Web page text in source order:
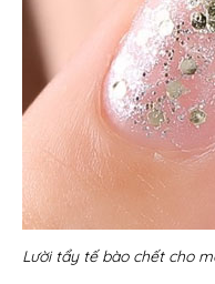
Lười tẩy tế bào chết cho